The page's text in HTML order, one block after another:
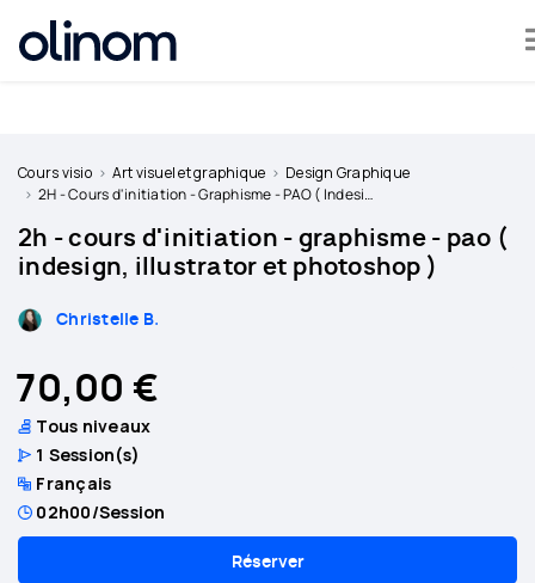
professeur
Se
connecter
Cours visio Art visuel et graphique
Design Graphique
2H - Cours d'initiation - Graphisme - PAO ( Indesign, Illustrator et Photoshop )
2h - cours d'initiation - graphisme - pao (
indesign, illustrator et photoshop )
Christelle B.
70,00 €
Tous niveaux
1 Session(s)
Français
02h00/Session
Réserver
Olinom™ respecte votre vie privée